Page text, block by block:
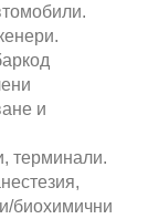
и
терминали.
биохимични